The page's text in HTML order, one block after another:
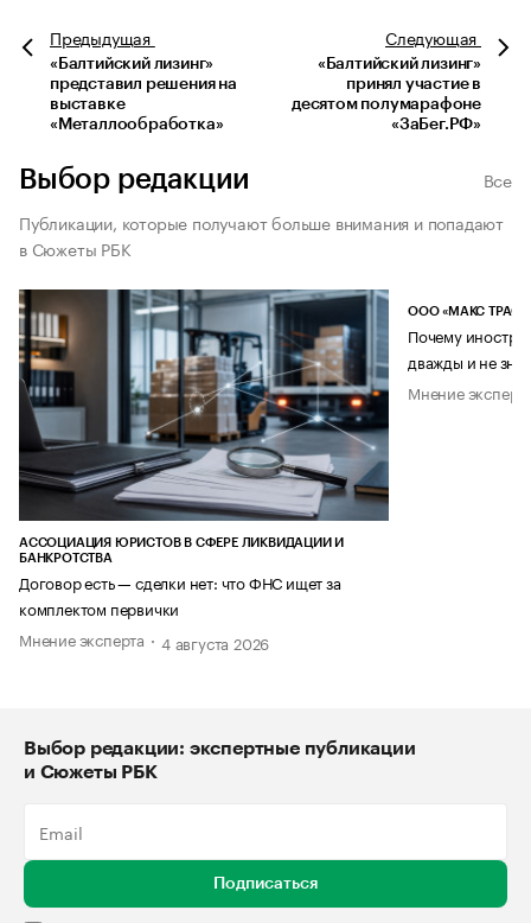
Предыдущая
«Балтийский лизинг»
представил решения на
выставке
«Металлообработка»
Следующая
«Балтийский лизинг»
принял участие в
десятом полумарафоне
«ЗаБег.РФ»
Выбор редакции
Все
Публикации, которые получают больше внимания и попадают
в Сюжеты РБК
АССОЦИАЦИЯ ЮРИСТОВ В СФЕРЕ ЛИКВИДАЦИИ И
БАНКРОТСТВА
Договор есть — сделки нет: что ФНС ищет за
комплектом первички
Мнение эксперта
4 августа 2026
ООО «МАКС ТРАСТ»
Почему
дважды и не
Мнение
Выбор редакции: экспертные публикации
и Сюжеты РБК
Подписаться